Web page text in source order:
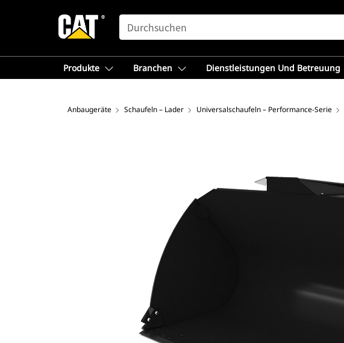
SEARCH
Produkte Branchen Dienstleistungen Und Betreuung
Anbaugeräte Schaufeln – Lader Universalschaufeln – Performance-Serie